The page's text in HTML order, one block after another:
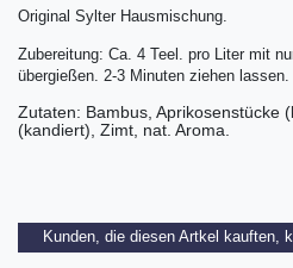
Original Sylter Hausmischung.
Zubereitung: Ca. 4 Teel. pro Liter mit
übergießen. 2-3 Minuten ziehen lassen.
Zutaten: Bambus, Aprikosenstücke
(kandiert), Zimt, nat. Aroma.
Kunden, die diesen Artkel kauften,